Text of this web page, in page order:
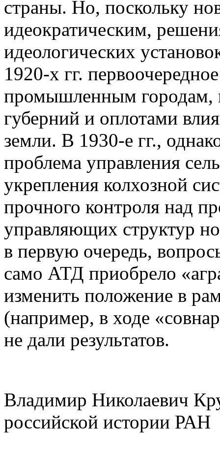
страны. Но, поскольку
идеократическим,
идеологических
1920-х гг.
промышленным городам,
губерний и оплотами
земли. В 1930-е гг.,
проблема управления
укрепления колхозной
прочного контроля над
управляющих структур
в первую очередь,
само АТД приобрело
изменить положение в
(например, в ходе
не дали результатов.
Владимир Николаевич
российской истории РАН